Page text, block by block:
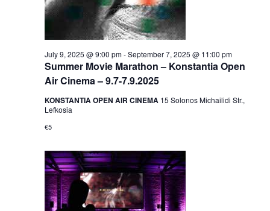
Summer Movie Marathon – Konstantia Open
Air Cinema – 9.7-7.9.2025
July 9, 2025 @ 9:00 pm-September 7, 2025 @ 11:00 pm
KONSTANTIA OPEN AIR CINEMA 15 Solonos Michailidi Str.,
Lefkosia
€5